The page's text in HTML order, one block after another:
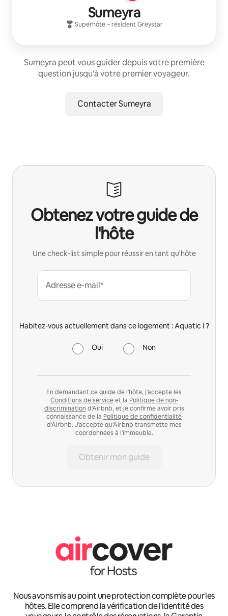
Sumeyra
Superhôte– résidentGreystar
Sumeyra peut vous guider depuis votre première
question jusqu'à votre premier voyageur.
Contacter Sumeyra
Obtenez votre guide de
l'hôte
Une check-list simple pour réussir en tant qu'hôte
Adresse e-mail*
Habitez-vous actuellement dans ce logement : Aquatic I ?
Oui Non
En demandant ce guide de l'hôte, j'accepte les
Conditions de serviceet la Politique de non-
discrimination d'Airbnb, et je confirme avoir pris
connaissance de la Politique de confidentialité
d'Airbnb. J'accepte qu'Airbnb transmette mes
coordonnées à l'immeuble.
Obtenir mon guide
Nous avons mis au point une protection complète pour les
hôtes. Elle comprend la vérification de l'identité des